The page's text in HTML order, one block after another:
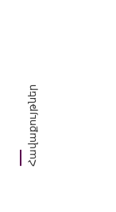
Հավաքույթներ